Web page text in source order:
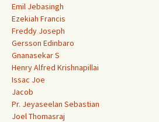
Emil Jebasingh
Ezekiah Francis
Freddy Joseph
Gersson Edinbaro
Gnanasekar S
Henry Alfred Krishnapillai
Issac Joe
Jacob
Pr. Jeyaseelan Sebastian
Joel Thomasraj